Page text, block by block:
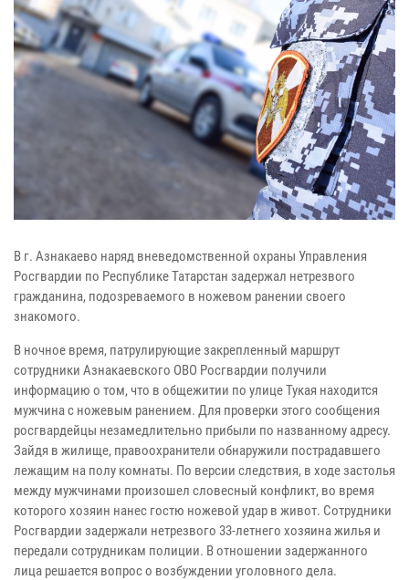
В г. Азнакаево наряд вневедомственной охраны Управления
Росгвардии по Республике Татарстан задержал нетрезвого
гражданина, подозреваемого в ножевом ранении своего
знакомого.
В ночное время, патрулирующие закрепленный маршрут
сотрудники Азнакаевского ОВО Росгвардии получили
информацию о том, что в общежитии по улице Тукая находится
мужчина с ножевым ранением. Для проверки этого сообщения
росгвардейцы незамедлительно прибыли по названному адресу.
Зайдя в жилище, правоохранители обнаружили пострадавшего
лежащим на полу комнаты. По версии следствия, в ходе застолья
между мужчинами произошел словесный конфликт, во время
которого хозяин нанес гостю ножевой удар в живот. Сотрудники
Росгвардии задержали нетрезвого 33-летнего хозяина жилья и
передали сотрудникам полиции. В отношении задержанного
лица решается вопрос о возбуждении уголовного дела.